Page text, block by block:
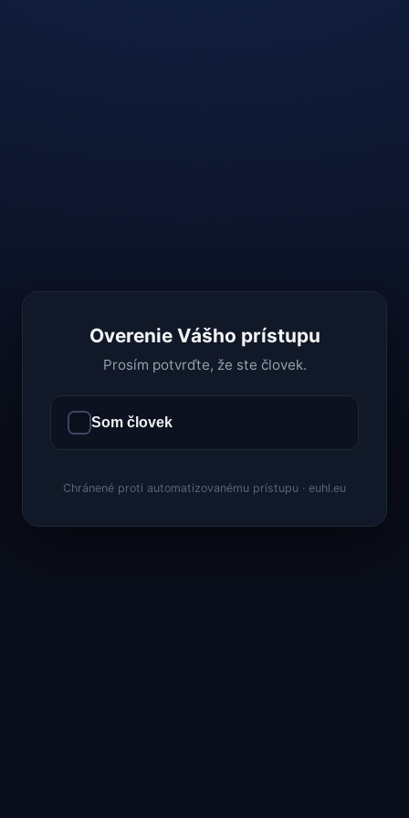
Overenie Vášho prístupu
Prosím potvrďte, že ste človek.
Som človek
Chránené proti automatizovanému prístupu · euhl.eu